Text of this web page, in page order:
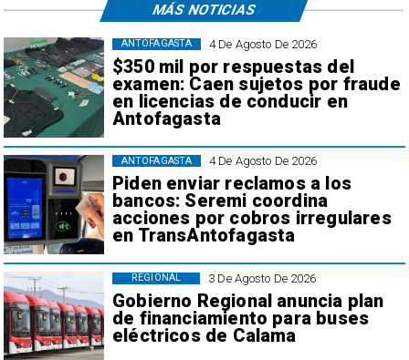
4 De Agosto De 2026
$350 mil por respuestas del
examen: Caen sujetos por fraude
en licencias de conducir en
Antofagasta
ANTOFAGASTA
4 De Agosto De 2026
Piden enviar reclamos a los
bancos: Seremi coordina
acciones por cobros irregulares
en TransAntofagasta
ANTOFAGASTA
3 De Agosto De 2026
Gobierno Regional anuncia plan
de financiamiento para buses
eléctricos de Calama
REGIONAL
MÁS NOTICIAS